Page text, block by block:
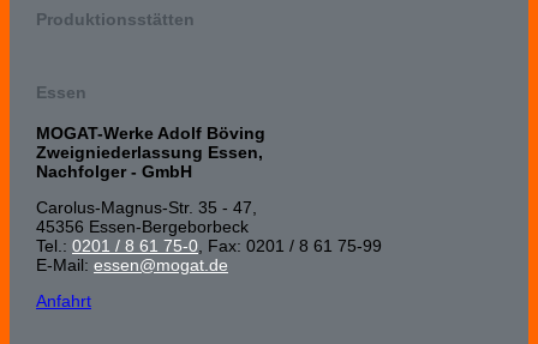
Produktionsstätten
Essen
MOGAT-Werke Adolf Böving
Zweigniederlassung Essen,
Nachfolger - GmbH
Carolus-Magnus-Str. 35 - 47,
45356 Essen-Bergeborbeck
Tel.: 0201 / 8 61 75-0, Fax: 0201 / 8 61 75-99
E-Mail: essen@mogat.de
Anfahrt